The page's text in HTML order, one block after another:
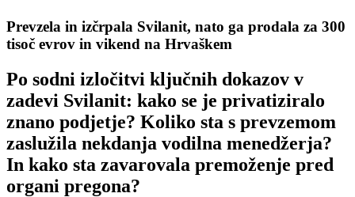
Prevzela in izčrpala Svilanit, nato ga prodala za 300
tisoč evrov in vikend na Hrvaškem
Po sodni izločitvi ključnih dokazov v
zadevi Svilanit: kako se je privatiziralo
znano podjetje? Koliko sta s prevzemom
zaslužila nekdanja vodilna menedžerja?
In kako sta zavarovala premoženje pred
organi pregona?